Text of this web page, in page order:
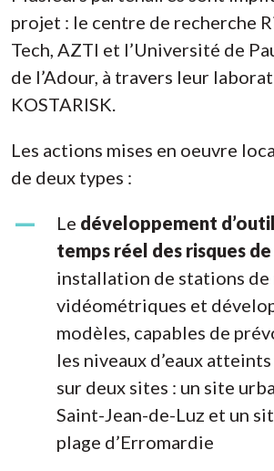
projet : le centre de recherche
Tech, AZTI et l’Université de
de l’Adour, à travers leur
KOSTARISK.
Les actions mises en oeuvre
de deux types :
Le développement
temps réel des risques
installation de stations de
vidéométriques et
modèles, capables de
les niveaux d’eaux
sur deux sites : un site
Saint-Jean-de-Luz et un
plage d’Erromardie